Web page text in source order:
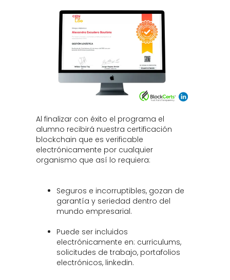
Al finalizar con éxito el programa el
alumno recibirá nuestra certificación
blockchain que es verificable
electrónicamente por cualquier
organismo que así lo requiera:
Seguros e incorruptibles, gozan de
garantía y seriedad dentro del
mundo empresarial.
Puede ser incluidos
electrónicamente en: curriculums,
solicitudes de trabajo, portafolios
electrónicos, linkedin.